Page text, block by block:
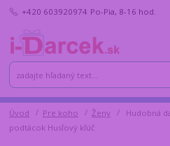
+420 603920974 Po-Pia, 8-16 hod.
Úvod Pre koho Ženy
Hudobná
podtácok Husľový kľúč